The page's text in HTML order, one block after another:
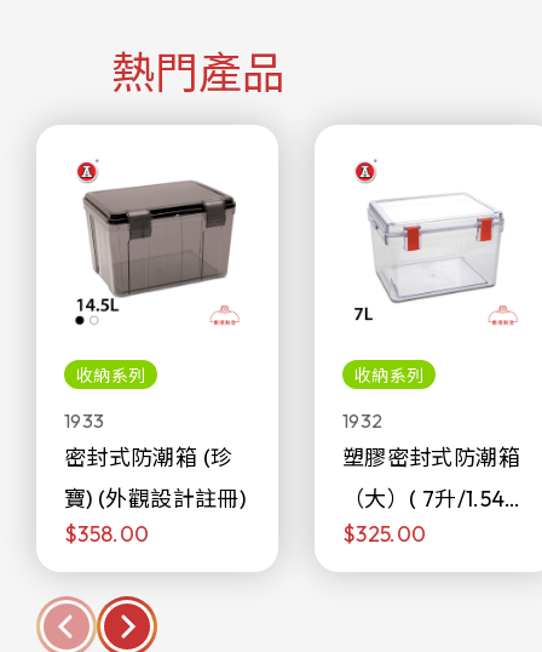
熱門產品
收納系列
1933
密封式防潮箱 (珍
寶) (外觀設計註冊)
$358.00
收納系列
1932
塑膠密封式防潮箱
（大）( 7升/1.54加
侖)
$325.00